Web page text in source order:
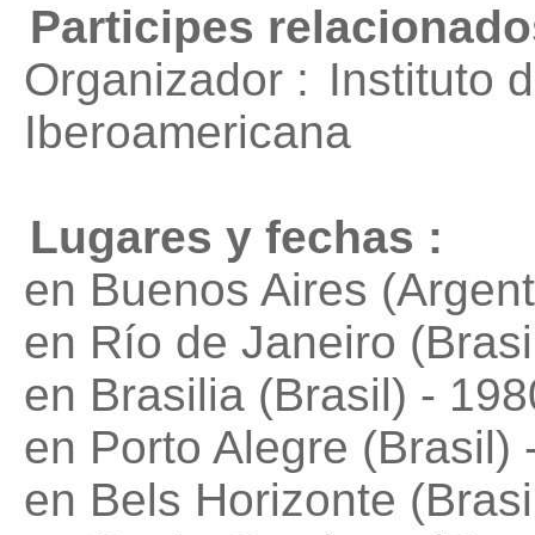
Participes
Organizador : Instituto
Iberoamericana
Lugares y fechas :
en Buenos Aires
en Río de Janeiro
en Brasilia (Brasil) -
en Porto Alegre (Brasil)
en Bels Horizonte